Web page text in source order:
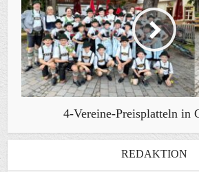
4-Vereine-Preisplatteln in
REDAKTION